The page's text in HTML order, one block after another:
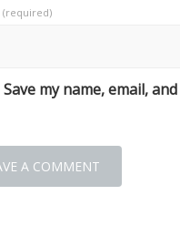
(required)
Save my name, email,